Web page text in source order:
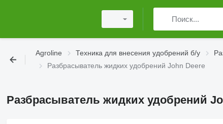
Agroline Техника для внесения удобрений б/у
Разбрасыватель жидких удобрений John Deere
Разбрасыватель жидких удобрений